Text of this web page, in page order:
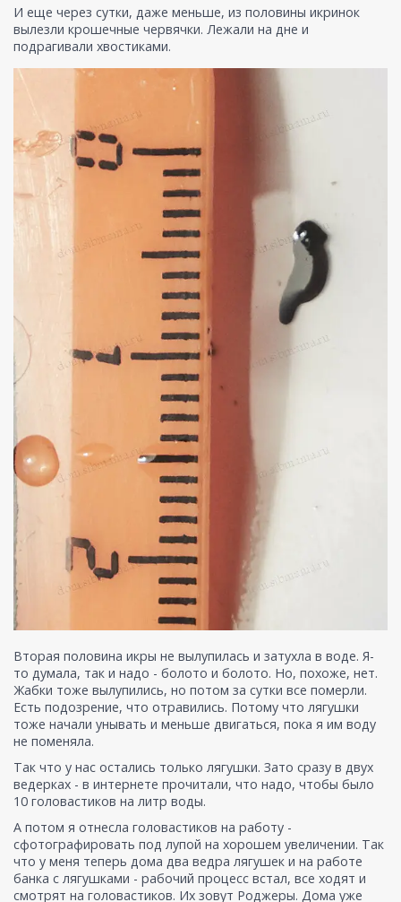
И еще через сутки, даже меньше, из половины икринок
вылезли крошечные червячки. Лежали на дне и
подрагивали хвостиками.
Вторая половина икры не вылупилась и затухла в воде. Я-
то думала, так и надо - болото и болото. Но, похоже, нет.
Жабки тоже вылупились, но потом за сутки все померли.
Есть подозрение, что отравились. Потому что лягушки
тоже начали унывать и меньше двигаться, пока я им воду
не поменяла.
Так что у нас остались только лягушки. Зато сразу в двух
ведерках - в интернете прочитали, что надо, чтобы было
10 головастиков на литр воды.
А потом я отнесла головастиков на работу -
сфотографировать под лупой на хорошем увеличении. Так
что у меня теперь дома два ведра лягушек и на работе
банка с лягушками - рабочий процесс встал, все ходят и
смотрят на головастиков. Их зовут Роджеры. Дома уже